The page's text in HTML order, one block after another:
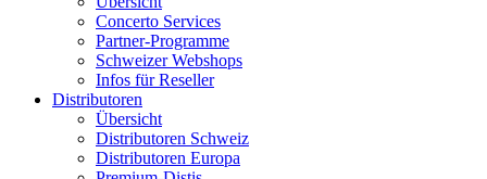
Concerto Services
Partner-Programme
Schweizer Webshops
Infos für Reseller
Distributoren
Übersicht
Distributoren Schweiz
Distributoren Europa